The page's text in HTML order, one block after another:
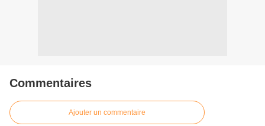
Commentaires
Ajouter un commentaire